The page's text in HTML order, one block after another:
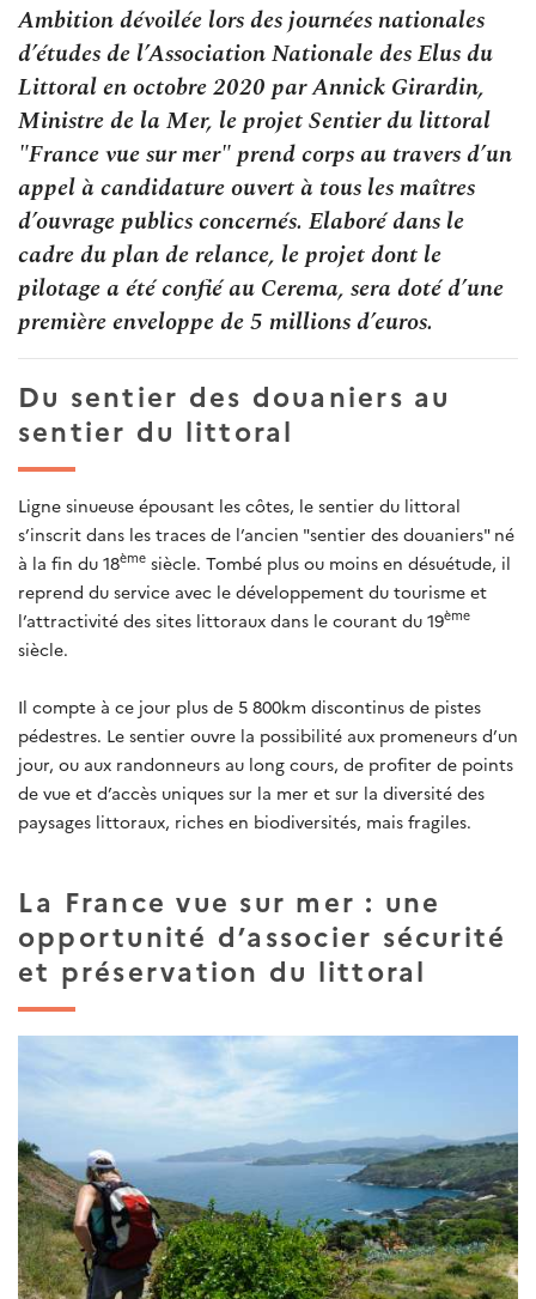
Ambition dévoilée lors des journées nationales
d’études de l’Association Nationale des Elus du
Littoral en octobre 2020 par Annick Girardin,
Ministre de la Mer, le projet Sentier du littoral
"France vue sur mer" prend corps au travers d’un
appel à candidature ouvert à tous les maîtres
d’ouvrage publics concernés. Elaboré dans le
cadre du plan de relance, le projet dont le
pilotage a été confié au Cerema, sera doté d’une
première enveloppe de 5 millions d’euros.
Du sentier des douaniers au
sentier du littoral
Ligne sinueuse épousant les côtes, le sentier du littoral
s’inscrit dans les traces de l’ancien "sentier des douaniers" né
à la fin du 18ème siècle. Tombé plus ou moins en désuétude, il
reprend du service avec le développement du tourisme et
l’attractivité des sites littoraux dans le courant du 19ème
siècle.
Il compte à ce jour plus de 5 800km discontinus de pistes
pédestres. Le sentier ouvre la possibilité aux promeneurs d’un
jour, ou aux randonneurs au long cours, de profiter de points
de vue et d’accès uniques sur la mer et sur la diversité des
paysages littoraux, riches en biodiversités, mais fragiles.
La France vue sur mer : une
opportunité d’associer sécurité
et préservation du littoral